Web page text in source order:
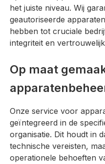
het juiste niveau. Wij
geautoriseerde
hebben tot cruciale
integriteit en
Op maat
Onze service voor
geïntegreerd in de
organisatie. Dit houdt in
technische vereisten,
operationele behoeften